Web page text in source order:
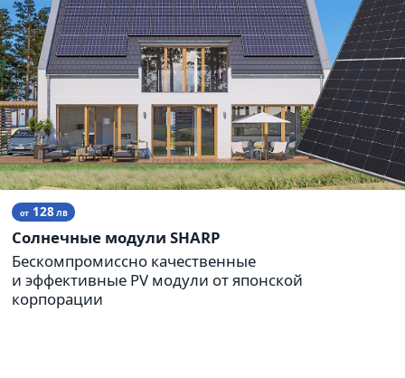
от128ЛВ
Солнечные модули SHARP
Бескомпромиссно качественные
и эффективные PV модули от японской
корпорации